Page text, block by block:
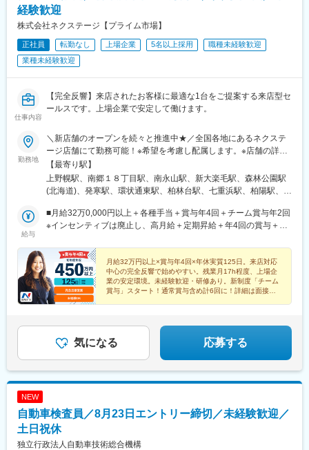
妙興寺駅、北岡崎駅、美合駅、豊明駅、江南駅(愛知県)、神領駅、
高蔵寺駅、西尾駅、鳴海駅、塩釜口駅、石浜駅、日進駅(愛知県)、
駅(名古屋市営)、男川駅、上社駅、伊勢朝日駅、小古曽駅、六軒駅
(三重県)、千里駅(三重県)、鼓ケ浦駅、南草津駅、五箇荘駅、彦根
田駅、香里園駅、萩原天神駅、寝屋川市駅、摂津駅、土師ノ里
駅、箕面萱野駅、宮之阪駅、西新町駅、道場南口駅、土山駅、出
東山公園駅(鳥取県)、東松江駅(島根県)、清輝橋駅、福井駅(岡山
県)、早島駅、安芸中野駅、山陽女学園前駅、牛田駅(広島県)、神
辺駅、東福山駅、山口駅(山口県)、防府駅、吉成駅、丸亀駅、円座
駅、土橋駅(愛媛県)、知寄町二丁目駅、水城駅、新宮中央駅、笹原
駅、竹下駅、折尾駅、室見駅、門司駅、佐賀駅、道ノ尾駅、幸
駅、平成駅、竜田口駅、鶴崎駅、南大分駅、南延岡駅、日向住吉
駅、上塩屋駅、てだこ浦西駅、浦添前田駅、赤嶺駅、放出駅、偕
楽園駅、荒尾駅(岐阜県)、長泉なめり駅、小池駅、名和駅(愛知
県)、前橋大島駅、藤代駅、羽犬塚駅、西新井大師西駅、信濃国分
糀谷駅、尻手駅、センター北駅、長沼駅(静岡県)、はなみずき通
駅、大須観音駅、本郷駅(愛知県)、追分駅(三重県)、妙国寺前駅、
南茨木駅(阪急線)、西富井駅、楽々園駅、知寄町駅、赤迫駅、深江
橋駅、蒲田駅、上前津駅、知寄町一丁目駅
経験歓迎
株式会社ネクステージ【プライム市場】
正社員 転勤なし 上場企業 5名以上採用
職種未経験歓迎
業種未経験歓迎
仕事内容
【完全反響】来店されたお客様に最適な1台をご提案する来店型セ
ールスです。上場企業で安定して働けます。
勤務地
＼新店舗のオープンを続々と推進中★／全国各地にあるネクステ
ージ店舗にて勤務可能！※希望を考慮し配属します。※店舗の詳細
については下記＜勤務地一覧＞をご確認ください。★自動車通勤
OK（一部除く）★受動喫煙対策あり※下記勤務地補足ネクステー
ジ宮古島店／沖縄県宮古島市平良西里1276ネクステージ水戸南店
名古屋市緑区大高町丸の内36番1
【最寄り駅】
上野幌駅、南郷１８丁目駅、南永山駅、新大楽毛駅、森林公園駅
(北海道)、発寒駅、環状通東駅、柏林台駅、七重浜駅、柏陽駅、運
野駅、中野栄駅、八乙女駅、黒松駅(宮城県)、新利府駅、船岡駅
(宮城県)、泉中央駅、塚目駅、館腰駅、土崎駅、漆山駅(山形県)、
駅、石岡駅、常陸多賀駅、岡本駅(栃木県)、小山駅、西那須野駅、
新伊勢崎駅、西小泉駅、北戸田駅、与野本町駅、幸手駅、吹上駅
(埼玉県)、北上尾駅、新座駅、草加駅、動物公園駅、習志野駅、柏
駅、柏たなか駅、幕張駅、公津の杜駅、木更津駅、南町田グラン
ベリーパーク駅、青砥駅、小平駅、中神駅、上野毛駅、千川駅、
駅、善行駅、鴨居駅、入谷駅(神奈川県)、鴨宮駅、淵野辺駅、矢向
駅、倉見駅、港南台駅、湘南深沢駅、矢部駅、センター南駅、寒
島駅(愛知県)、喜多山駅(愛知県)、牛山駅、三河鹿島駅、稲沢駅、
妙興寺駅、北岡崎駅、美合駅、豊明駅、江南駅(愛知県)、神領駅、
高蔵寺駅、西尾駅、鳴海駅、塩釜口駅、石浜駅、日進駅(愛知県)、
給与
■月給32万0,000円以上＋各種手当＋賞与年4回＋チーム賞与年2回
※インセンティブは廃止し、高月給＋定期昇給＋年4回の賞与＋年
万9,000円以上含む／超過分は別途支給。┗全国転勤ありのグロー
バル型の給与となります。※前職・経験などを考慮して決定しま
す。★職種経験(業界不問)をお持ちの方であれば スタートから月
給35万7,000円以上！ ※当社規定に準ずる（みなし残業代29h
分・6万1,000円以上を含む・超過分は別途支給）
月給32万円以上×賞与年4回×年休実質125日。来店対応
中心の完全反響で始めやすい。残業月17h程度、上場企
業の安定環境。未経験歓迎・研修あり。新制度「チーム
賞与」スタート！通常賞与含め計6回に！詳細は面接に
気になる 応募する
NEW
自動車検査員／8月23日エントリー締切／未経験歓迎／
土日祝休
独立行政法人自動車技術総合機構